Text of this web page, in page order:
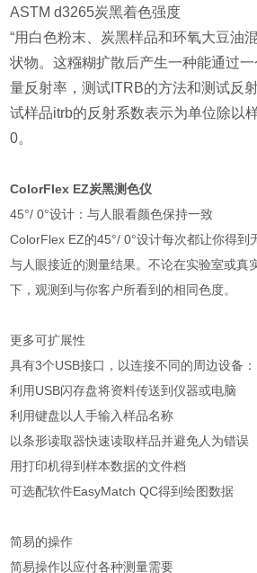
ASTM d3265炭黑着色强度
“用白色粉末、炭黑样品和环氧大豆油
状物。这糨糊扩散后产生一种能通过
量反射率，测试ITRB的方法和测试反
试样品itrb的反射系数表示为单位除以
0。
ColorFlex EZ炭黑测色仪
45°/ 0°设计：与人眼看颜色保持一致
ColorFlex EZ的45°/ 0°设计每次都让你得到
与人眼接近的测量结果。不论在实验室或真
下，观测到与你客户所看到的相同色度。
更多可扩展性
具有3个USB接口，以连接不同的周边设备：
利用USB闪存盘将资料传送到仪器或电脑
利用键盘以人手输入样品名称
以条形读取器快速读取样品并避免人为错误
用打印机得到样本数据的文件档
可选配软件EasyMatch QC得到绘图数据
简易的操作
简易操作以应付各种测量需要